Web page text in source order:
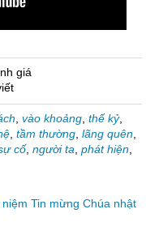
giá
vào khoảng thế kỷ,
tầm thường lãng quên
cố, người ta phát hiện
Tin mừng Chúa nhật